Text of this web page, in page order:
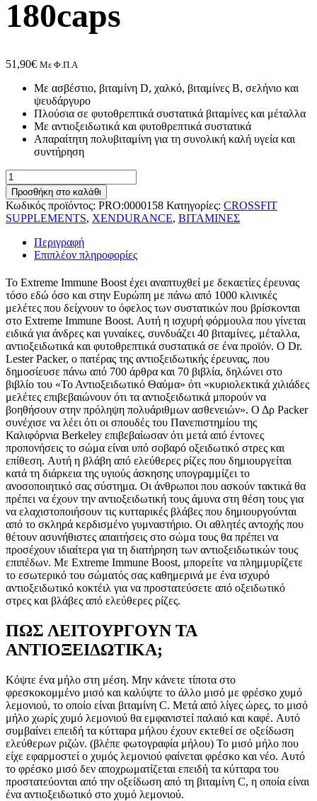
180caps
51,90€ Με Φ.Π.Α
Με ασβέστιο, βιταμίνη D, χαλκό, βιταμίνες Β, σελήνιο και
ψευδάργυρο
Πλούσια σε φυτοθρεπτικά συστατικά βιταμίνες και μέταλλα
Με αντιοξειδωτικά και φυτοθρεπτικά συστατικά
Απαραίτητη πολυβιταμίνη για τη συνολική καλή υγεία και
συντήρηση
Xendurance
Immune
Boost
180caps
ποσότητα
Προσθήκη στο καλάθι
Κωδικός προϊόντος: PRO:0000158 Κατηγορίες: CROSSFIT
SUPPLEMENTS, XENDURANCE, ΒΙΤΑΜΙΝΕΣ
Περιγραφή
Επιπλέον πληροφορίες
Το Extreme Immune Boost έχει αναπτυχθεί με δεκαετίες έρευνας
τόσο εδώ όσο και στην Ευρώπη με πάνω από 1000 κλινικές
μελέτες που δείχνουν το όφελος των συστατικών που βρίσκονται
στο Extreme Immune Boost. Αυτή η ισχυρή φόρμουλα που γίνεται
ειδικά για άνδρες και γυναίκες, συνδυάζει 40 βιταμίνες, μέταλλα,
αντιοξειδωτικά και φυτοθρεπτικά συστατικά σε ένα προϊόν. Ο Dr.
Lester Packer, ο πατέρας της αντιοξειδωτικής έρευνας, που
δημοσίευσε πάνω από 700 άρθρα και 70 βιβλία, δηλώνει στο
βιβλίο του «Το Αντιοξειδωτικό Θαύμα» ότι «κυριολεκτικά χιλιάδες
μελέτες επιβεβαιώνουν ότι τα αντιοξειδωτικά μπορούν να
βοηθήσουν στην πρόληψη πολυάριθμων ασθενειών». Ο Δρ Packer
συνέχισε να λέει ότι οι σπουδές του Πανεπιστημίου της
Καλιφόρνια Berkeley επιβεβαίωσαν ότι μετά από έντονες
προπονήσεις το σώμα είναι υπό σοβαρό οξειδωτικό στρες και
επίθεση. Αυτή η βλάβη από ελεύθερες ρίζες που δημιουργείται
κατά τη διάρκεια της υγιούς άσκησης υπογραμμίζει το
ανοσοποιητικό σας σύστημα. Οι άνθρωποι που ασκούν τακτικά θα
πρέπει να έχουν την αντιοξειδωτική τους άμυνα στη θέση τους για
να ελαχιστοποιήσουν τις κυτταρικές βλάβες που δημιουργούνται
από το σκληρά κερδισμένο γυμναστήριο. Οι αθλητές αντοχής που
θέτουν ασυνήθιστες απαιτήσεις στο σώμα τους θα πρέπει να
προσέχουν ιδιαίτερα για τη διατήρηση των αντιοξειδωτικών τους
επιπέδων. Με Extreme Immune Boost, μπορείτε να πλημμυρίζετε
το εσωτερικό του σώματός σας καθημερινά με ένα ισχυρό
αντιοξειδωτικό κοκτέιλ για να προστατεύσετε από οξειδωτικό
στρες και βλάβες από ελεύθερες ρίζες.
ΠΩΣ ΛΕΙΤΟΥΡΓΟΥΝ ΤΑ
ΑΝΤΙΟΞΕΙΔΩΤΙΚΑ;
Κόψτε ένα μήλο στη μέση. Μην κάνετε τίποτα στο
φρεσκοκομμένο μισό και καλύψτε το άλλο μισό με φρέσκο ​​χυμό
λεμονιού, το οποίο είναι βιταμίνη C. Μετά από λίγες ώρες, το μισό
μήλο χωρίς χυμό λεμονιού θα εμφανιστεί παλαιό και καφέ. Αυτό
συμβαίνει επειδή τα κύτταρα μήλου έχουν εκτεθεί σε οξείδωση
ελεύθερων ριζών. (βλέπε φωτογραφία μήλου) Το μισό μήλο που
είχε εφαρμοστεί ο χυμός λεμονιού φαίνεται φρέσκο ​​και νέο. Αυτό
το φρέσκο ​​μισό δεν αποχρωματίζεται επειδή τα κύτταρα του
προστατεύονται από την οξείδωση από τη βιταμίνη C, η οποία είναι
ένα αντιοξειδωτικό στο χυμό λεμονιού.